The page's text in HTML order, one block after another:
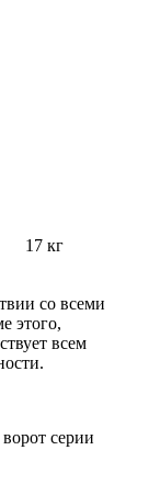
17 кг
со всеми
этого,
всем
серии